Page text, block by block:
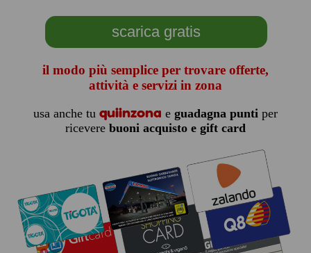
scarica gratis
il modo più semplice per trovare offerte,
attività e servizi in zona
usa anche tu quiinzona e guadagna puntiper
ricevere buoni acquisto e gift card